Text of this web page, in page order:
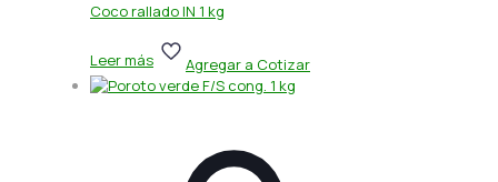
Coco rallado IN 1 kg
Leer más Agregar a Cotizar